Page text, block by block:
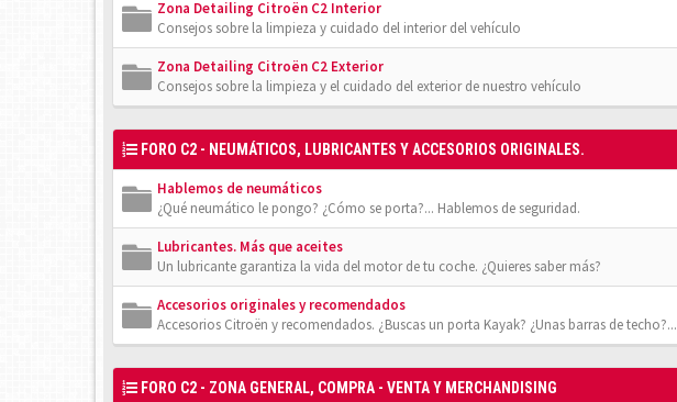
Zona Detailing Citroën C2 Interior
Consejos sobre la limpieza y cuidado del interior del vehículo
Zona Detailing Citroën C2 Exterior
Consejos sobre la limpieza y el cuidado del exterior de nuestro vehículo
FORO C2 - NEUMÁTICOS, LUBRICANTES Y ACCESORIOS ORIGINALES.
Hablemos de neumáticos
¿Qué neumático le pongo? ¿Cómo se porta?... Hablemos de seguridad.
Lubricantes. Más que aceites
Un lubricante garantiza la vida del motor de tu coche. ¿Quieres saber más?
Accesorios originales y recomendados
Accesorios Citroën y recomendados. ¿Buscas un porta Kayak? ¿Unas barras de techo?...
FORO C2 - ZONA GENERAL, COMPRA - VENTA Y MERCHANDISING